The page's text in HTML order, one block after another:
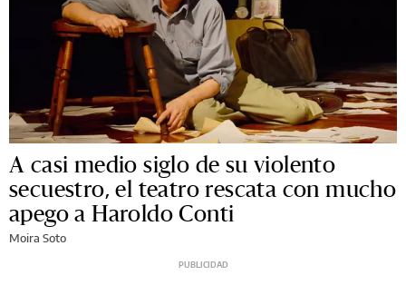
A casi medio siglo de su violento
secuestro, el teatro rescata con mucho
apego a Haroldo Conti
Moira Soto